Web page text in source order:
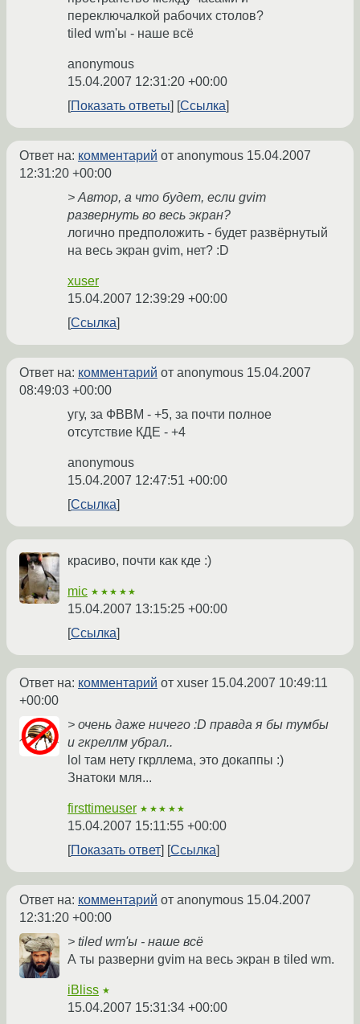
переключалкой рабочих столов?
tiled wm'ы - наше всё
anonymous
15.04.2007 12:31:20 +00:00
Показать ответы
Ссылка
Ответ на: комментарий от anonymous 15.04.2007
12:31:20 +00:00
> Автор, а что будет, если gvim
развернуть во весь экран?
логично предположить - будет развёрнутый
на весь экран gvim, нет? :D
xuser
15.04.2007 12:39:29 +00:00
Ссылка
Ответ на: комментарий от anonymous 15.04.2007
08:49:03 +00:00
угу, за ФВВМ - +5, за почти полное
отсутствие КДЕ - +4
anonymous
15.04.2007 12:47:51 +00:00
Ссылка
красиво, почти как кде :)
mic ★★★★★
15.04.2007 13:15:25 +00:00
Ссылка
Ответ на: комментарий от xuser 15.04.2007 10:49:11
+00:00
> очень даже ничего :D правда я бы тумбы
и гкреллм убрал..
lol там нету гкрллема, это докаппы :)
Знатоки мля...
firsttimeuser ★★★★★
15.04.2007 15:11:55 +00:00
Показать ответ
Ссылка
Ответ на: комментарий от anonymous 15.04.2007
12:31:20 +00:00
> tiled wm'ы - наше всё
А ты разверни gvim на весь экран в tiled wm.
iBliss ★
15.04.2007 15:31:34 +00:00